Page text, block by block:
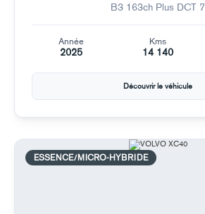
B3 163ch Plus DCT 7
Année
2025
Kms
14 140
Découvrir le véhicule
ESSENCE/MICRO-HYBRIDE